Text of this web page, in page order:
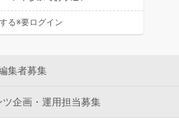
る※要ログイン
集者募集
ツ企画・運用担当募集